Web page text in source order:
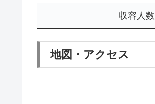
収容人数
地図・アクセス